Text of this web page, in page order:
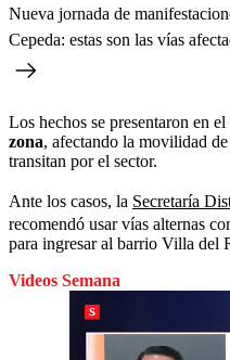
Nueva jornada de
Cepeda: estas son las vías
Los hechos se presentaron en el
zona, afectando la movilidad
transitan por el sector.
Ante los casos, la Secretaría
recomendó usar vías alternas
para ingresar al barrio Villa del
Videos Semana